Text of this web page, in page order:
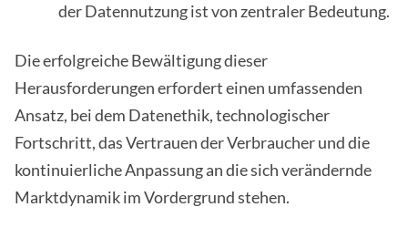
der Datennutzung ist von zentraler Bedeutung.
Die erfolgreiche Bewältigung dieser
Herausforderungen erfordert einen umfassenden
Ansatz, bei dem Datenethik, technologischer
Fortschritt, das Vertrauen der Verbraucher und die
kontinuierliche Anpassung an die sich verändernde
Marktdynamik im Vordergrund stehen.